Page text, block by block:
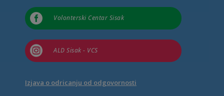
 Volonterski Centar Sisak
 ALD Sisak - VCS
Izjava o odricanju od odgovornosti